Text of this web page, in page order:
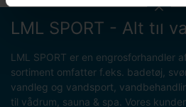
LML SPORT - Alt til
LML SPORT er en engrosforhandler
sortiment omfatter f.eks. badetøj,
vandleg og vandsport,
til vådrum, sauna & spa. Vores